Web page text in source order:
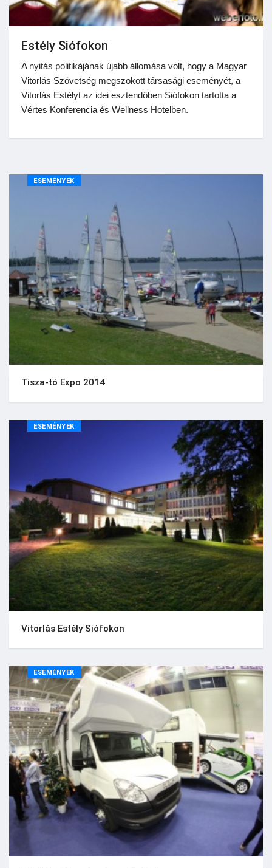
Estély Siófokon
A nyitás politikájának újabb állomása volt, hogy a Magyar
Vitorlás Szövetség megszokott társasági eseményét, a
Vitorlás Estélyt az idei esztendőben Siófokon tartotta a
Vértes Konferencia és Wellness Hotelben.
ESEMÉNYEK
Tisza-tó Expo 2014
ESEMÉNYEK
Vitorlás Estély Siófokon
ESEMÉNYEK